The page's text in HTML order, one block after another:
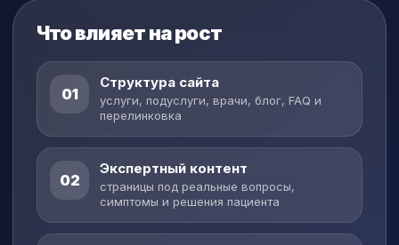
Что влияет на рост
01
Структура сайта
услуги, подуслуги, врачи, блог, FAQ и
перелинковка
02
Экспертный контент
страницы под реальные вопросы,
симптомы и решения пациента